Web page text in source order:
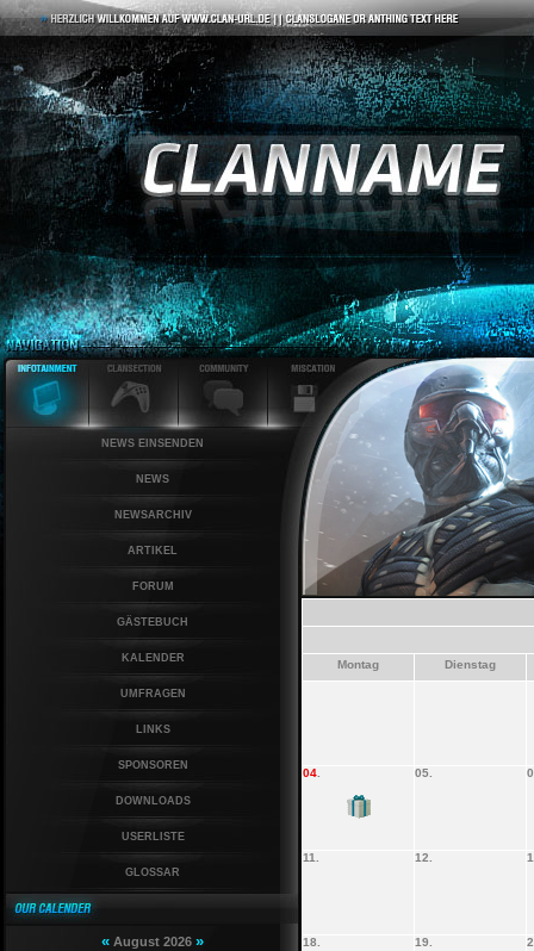
NEWS EINSENDEN
NEWS
NEWSARCHIV
ARTIKEL
FORUM
GÄSTEBUCH
KALENDER
UMFRAGEN
LINKS
SPONSOREN
DOWNLOADS
USERLISTE
GLOSSAR
« August 2026 »
Montag Dienstag
04 05.
11. 12.
18. 19.